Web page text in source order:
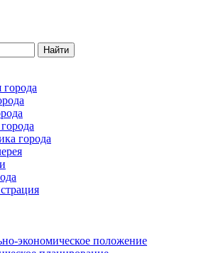
Найти
города
экономическое положение